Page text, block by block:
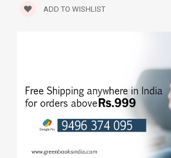
ADD TO WISHLIST